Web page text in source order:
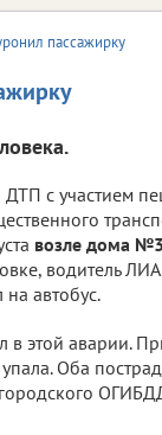
пассажирку
ДТП с участием
возле дома
водитель
автобус.
в этой аварии.
Оба